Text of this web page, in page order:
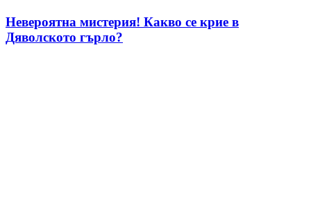
Невероятна мистерия! Какво се крие в
Дяволското гърло?